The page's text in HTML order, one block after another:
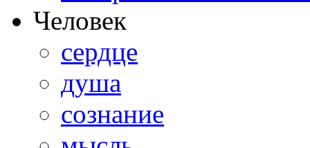
Человек
сердце
душа
сознание